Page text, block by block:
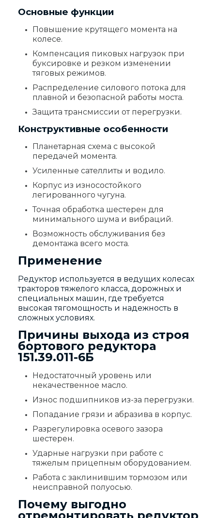
Основные функции
Повышение крутящего момента на
колесе.
Компенсация пиковых нагрузок при
буксировке и резком изменении
тяговых режимов.
Распределение силового потока для
плавной и безопасной работы моста.
Защита трансмиссии от перегрузки.
Конструктивные особенности
Планетарная схема с высокой
передачей момента.
Усиленные сателлиты и водило.
Корпус из износостойкого
легированного чугуна.
Точная обработка шестерен для
минимального шума и вибраций.
Возможность обслуживания без
демонтажа всего моста.
Применение
Редуктор используется в ведущих колесах
тракторов тяжелого класса, дорожных и
специальных машин, где требуется
высокая тягомощность и надежность в
сложных условиях.
Причины выхода из строя
бортового редуктора
151.39.011-6Б
Недостаточный уровень или
некачественное масло.
Износ подшипников из-за перегрузки.
Попадание грязи и абразива в корпус.
Разрегулировка осевого зазора
шестерен.
Ударные нагрузки при работе с
тяжелым прицепным оборудованием.
Работа с заклинившим тормозом или
неисправной полуосью.
Почему выгодно
отремонтировать редуктор